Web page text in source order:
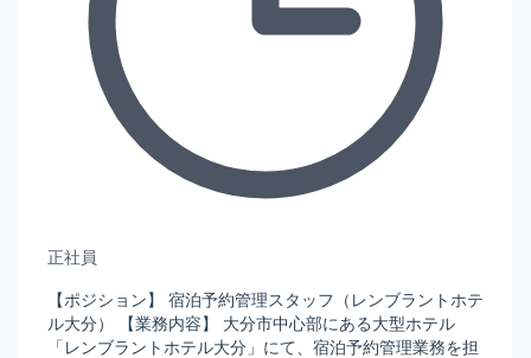
正社員
【ポジション】 宿泊予約管理スタッフ（レンブラントホテ
ル大分） 【業務内容】 大分市中心部にある大型ホテル
「レンブラントホテル大分」にて、宿泊予約管理業務を担